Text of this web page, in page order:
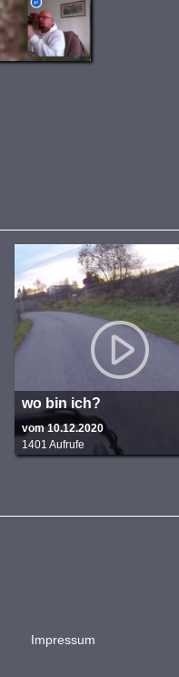
wo bin ich?
vom 10.12.2020
1401 Aufrufe
Impressum